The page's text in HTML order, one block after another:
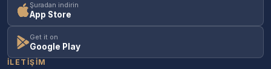
Şuradan indirin
App Store
Get it on
Google Play
İLETIŞIM